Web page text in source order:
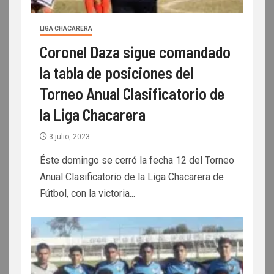
LIGA CHACARERA
Coronel Daza sigue comandado
la tabla de posiciones del
Torneo Anual Clasificatorio de
la Liga Chacarera
3 julio, 2023
Éste domingo se cerró la fecha 12 del Torneo
Anual Clasificatorio de la Liga Chacarera de
Fútbol, con la victoria...